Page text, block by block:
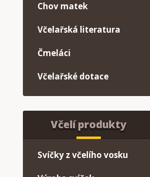
Chov matek
Včelařská literatura
Čmeláci
Včelařské dotace
Včelí produkty
Svíčky z včelího vosku